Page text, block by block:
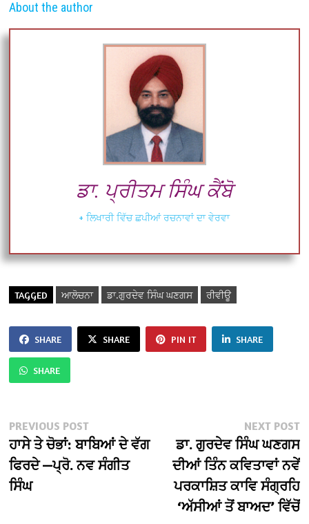
About the author
ਡਾ. ਪ੍ਰੀਤਮ ਸਿੰਘ ਕੈਂਬੋ
+ ਲਿਖਾਰੀ ਵਿੱਚ ਛਪੀਆਂ ਰਚਨਾਵਾਂ ਦਾ ਵੇਰਵਾ
TAGGED ਆਲੋਚਨਾ ਡਾ.ਗੁਰਦੇਵ ਸਿੰਘ ਘਣਗਸ ਰੀਵੀਊ
SHARE SHARE PIN IT SHARE
SHARE
Post
navigation
PREVIOUS POSTPrevious
post:
ਹਾਸੇ ਤੇ ਚੋਭਾਂ: ਬਾਬਿਆਂ ਦੇ ਵੱਗ
ਫਿਰਦੇ —ਪ੍ਰੋ. ਨਵ ਸੰਗੀਤ
ਸਿੰਘ
NEXT POST
ਡਾ. ਗੁਰਦੇਵ ਸਿੰਘ ਘਣਗਸ
ਦੀਆਂ ਤਿੰਨ ਕਵਿਤਾਵਾਂ ਨਵੇਂ
ਪਰਕਾਸ਼ਿਤ ਕਾਵਿ ਸੰਗ੍ਰਹਿ
‘ਅੱਸੀਆਂ ਤੋਂ ਬਾਅਦ’ ਵਿੱਚੋਂ